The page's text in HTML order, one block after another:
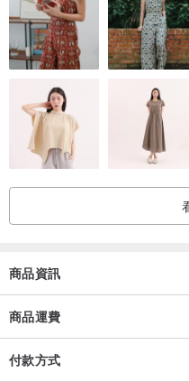
＊這ê牌仔設計是予會曉ê人教
自學羅馬字，除非你有另外ê學
＊若使用ê時有任何疑問，嘛歡
👇🏻 詳細紹介 👇🏻
🔸《台語貓。鬥台語》網站：
請點入去台語貓社交平台口座
台語貓FB, IG, Threads:
合作洽詢：歡迎私訊到「Tâi-gí
商品資訊
商品運費
付款方式